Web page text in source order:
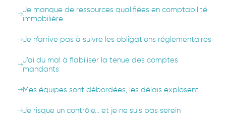
Je manque de ressources qualifiées en comptabilité
immobilière
Je n’arrive pas à suivre les obligations réglementaires
J’ai du mal à fiabiliser la tenue des comptes
mandants
Mes équipes sont débordées, les délais explosent
Je risque un contrôle… et je ne suis pas serein